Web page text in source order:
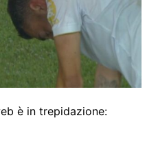
è in trepidazione: